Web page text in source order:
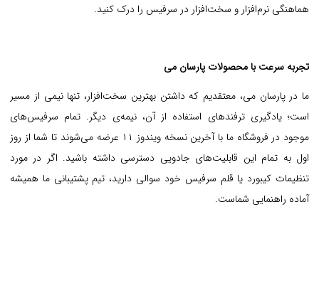
هماهنگی نرم‌افزار و سخت‌افزار در سرفیس را درک کنید.
تجربه سرعت با محصولات پارسان می
ما در پارسان می، معتقدیم که داشتن بهترین سخت‌افزار، تنها نیمی از مسیر
است؛ یادگیری ترفندهای استفاده از آن، نیمه‌ی دیگر. تمام سرفیس‌های
موجود در فروشگاه ما با آخرین نسخه ویندوز ۱۱ عرضه می‌شوند تا شما از روز
اول به تمام این قابلیت‌های جادویی دسترسی داشته باشید. اگر در مورد
تنظیمات کیبورد یا قلم سرفیس خود سوالی دارید، تیم پشتیبانی ما همیشه
آماده راهنمایی شماست.